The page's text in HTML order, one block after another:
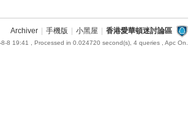
Archiver 手機版 小黑屋 香港愛華頓迷討論區
8 19:41 , Processed in 0.024720 second(s), 4 queries , Apc On.